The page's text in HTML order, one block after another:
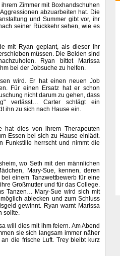
Zimmer mit Boxhandschuhen
abzuarbeiten hat. Die
und Summer gibt vor, ihr
seiner Rückkehr sehen, wie es
mit Ryan geplant, als dieser ihr
müssen. Die Beiden sind
Ryan bittet Marissa
bei der Jobsuche zu helfen.
wird. Er hat einen neuen Job
Für einen Ersatz hat er schon
nicht darum zu gehen, dass
verlässt… Carter schlägt ein
ihn zu sich nach Hause ein.
hat dies von ihrem Therapeuten
Essen bei sich zu Hause einlädt.
Funkstille herrscht und nimmt die
wo Seth mit den männlichen
Mary-Sue, kennen, deren
einem Tanzwettbewerb für eine
Großmutter und für das College.
Tanzen… Mary-Sue wird sich mit
ablecken und zum Schluss
gewinnt. Ryan warnt Marissa
sollte.
will dies mit ihm feiern. Am Abend
sie sich langsam immer näher
die frische Luft. Trey bleibt kurz